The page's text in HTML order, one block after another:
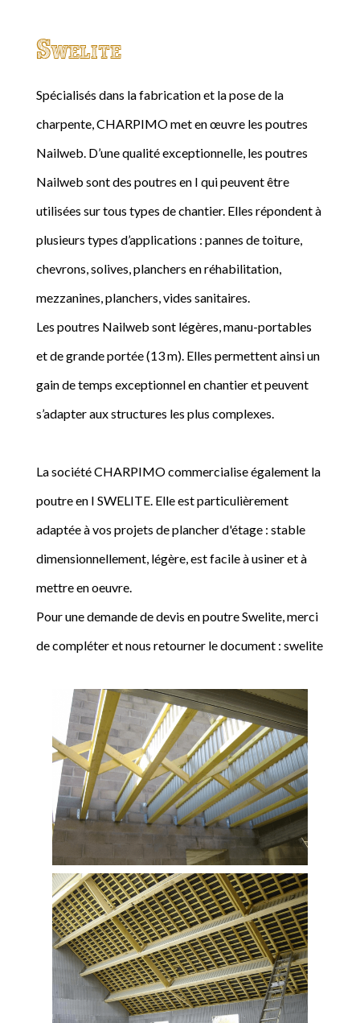
Swelite
Spécialisés dans la fabrication et la pose de la
charpente, CHARPIMO met en œuvre les poutres
Nailweb. D’une qualité exceptionnelle, les poutres
Nailweb sont des poutres en I qui peuvent être
utilisées sur tous types de chantier. Elles répondent à
plusieurs types d’applications : pannes de toiture,
chevrons, solives, planchers en réhabilitation,
mezzanines, planchers, vides sanitaires.
Les poutres Nailweb sont légères, manu-portables
et de grande portée (13 m). Elles permettent ainsi un
gain de temps exceptionnel en chantier et peuvent
s’adapter aux structures les plus complexes.
La société CHARPIMO commercialise également la
poutre en I SWELITE. Elle est particulièrement
adaptée à vos projets de plancher d'étage : stable
dimensionnellement, légère, est facile à usiner et à
mettre en oeuvre.
Pour une demande de devis en poutre Swelite, merci
de compléter et nous retourner le document : swelite